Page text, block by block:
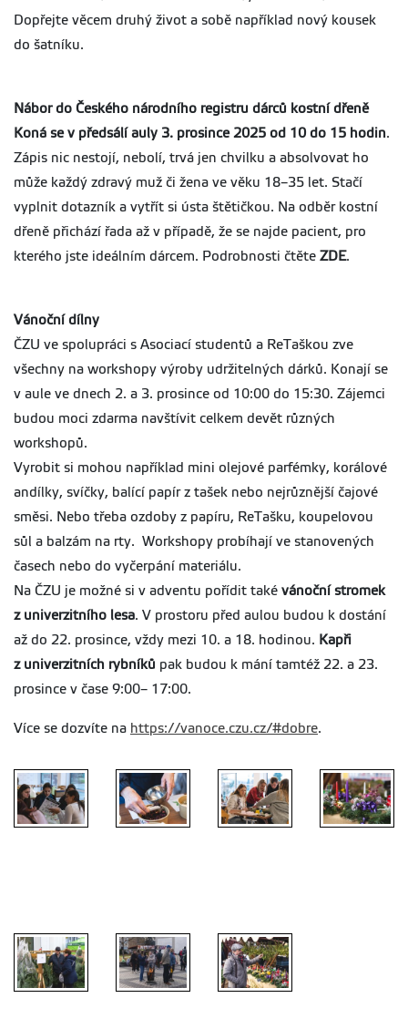
Dopřejte věcem druhý život a sobě například nový kousek
do šatníku.
Nábor do Českého národního registru dárců kostní dřeně
Koná se v předsálí auly 3. prosince 2025 od 10 do 15 hodin.
Zápis nic nestojí, nebolí, trvá jen chvilku a absolvovat ho
může každý zdravý muž či žena ve věku 18–35 let. Stačí
vyplnit dotazník a vytřít si ústa štětičkou. Na odběr kostní
dřeně přichází řada až v případě, že se najde pacient, pro
kterého jste ideálním dárcem. Podrobnosti čtěte ZDE.
Vánoční dílny
ČZU ve spolupráci s Asociací studentů a ReTaškou zve
všechny na workshopy výroby udržitelných dárků. Konají se
v aule ve dnech 2. a 3. prosince od 10:00 do 15:30. Zájemci
budou moci zdarma navštívit celkem devět různých
workshopů.
Vyrobit si mohou například mini olejové parfémky, korálové
andílky, svíčky, balící papír z tašek nebo nejrůznější čajové
směsi. Nebo třeba ozdoby z papíru, ReTašku, koupelovou
sůl a balzám na rty. Workshopy probíhají ve stanovených
časech nebo do vyčerpání materiálu.
Na ČZU je možné si v adventu pořídit také vánoční stromek
z univerzitního lesa. V prostoru před aulou budou k dostání
až do 22. prosince, vždy mezi 10. a 18. hodinou. Kapři
z univerzitních rybníků pak budou k mání tamtéž 22. a 23.
prosince v čase 9:00– 17:00.
Více se dozvíte na https://vanoce.czu.cz/#dobre.